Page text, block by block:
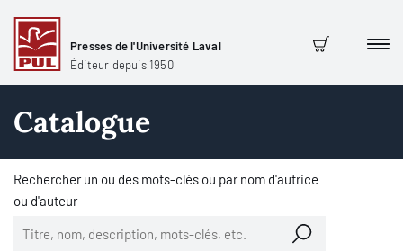
Presses de l'Université Laval
Éditeur depuis 1950
Panier
Catalogue
Rechercher un ou des mots-clés ou par nom d'autrice
ou d'auteur